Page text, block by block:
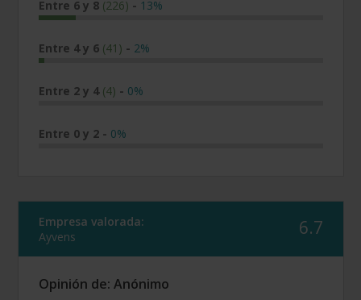
Entre 6 y 8 (226) - 13%
Entre 4 y 6 (41) - 2%
Entre 2 y 4 (4) - 0%
Entre 0 y 2 - 0%
Empresa valorada:
Ayvens
6.7
Opinión de: Anónimo